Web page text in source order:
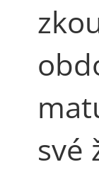
své